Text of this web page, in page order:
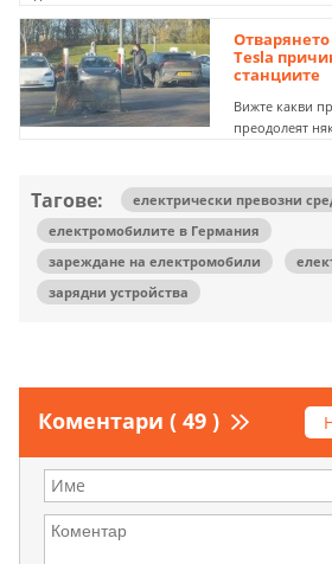
Tesla
станциите
Вижте какви
преодолеят
Тагове:
електрически превозни
електромобилите в Германия
зареждане на електромобили
зарядни устройства
Коментари ( 49 )